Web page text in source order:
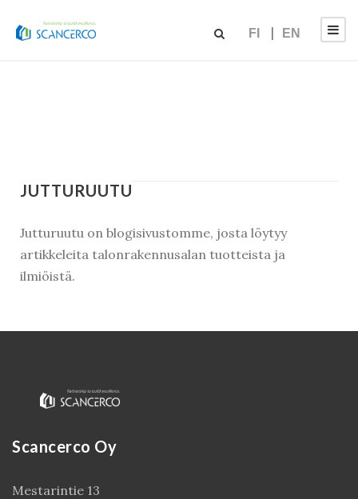
FI EN
JUTTURUUTU
Jutturuutu on blogisivustomme, josta löytyy
artikkeleita talonrakennusalan tuotteista ja
ilmiöistä.
Scancerco Oy
Mestarintie 13